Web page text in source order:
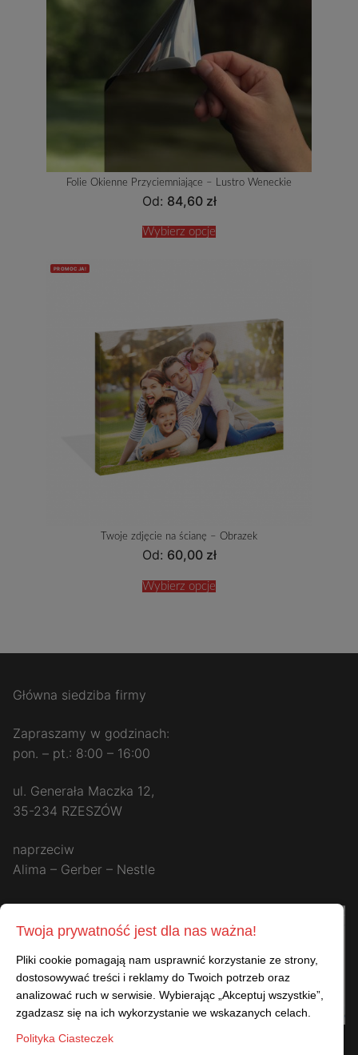
Folie Okienne Przyciemniające – Lustro Weneckie
Od: 84,60 zł
Wybierz opcje
PROMOCJA!
Twoje zdjęcie na ścianę – Obrazek
Od: 60,00 zł
Wybierz opcje
Główna siedziba firmy
Zapraszamy w godzinach:
pon. – pt.: 8:00 – 16:00
ul. Generała Maczka 12,
35-234 RZESZÓW
naprzeciw
Alima – Gerber – Nestle
Twoja prywatność jest dla nas ważna!
Pliki cookie pomagają nam usprawnić korzystanie ze strony,
dostosowywać treści i reklamy do Twoich potrzeb oraz
analizować ruch w serwisie. Wybierając „Akceptuj wszystkie”,
zgadzasz się na ich wykorzystanie we wskazanych celach.
Polityka Ciasteczek